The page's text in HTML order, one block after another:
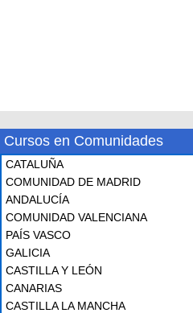
Cursos en Comunidades
CATALUÑA
COMUNIDAD DE MADRID
ANDALUCÍA
COMUNIDAD VALENCIANA
PAÍS VASCO
GALICIA
CASTILLA Y LEÓN
CANARIAS
CASTILLA LA MANCHA